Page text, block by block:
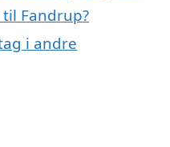
Fandrup?
i andre